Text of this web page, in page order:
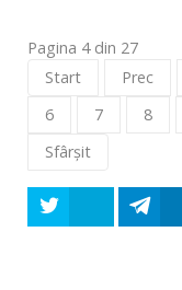
Pagina 4 din 27
Start
Prec
6
7 8
Sfârșit